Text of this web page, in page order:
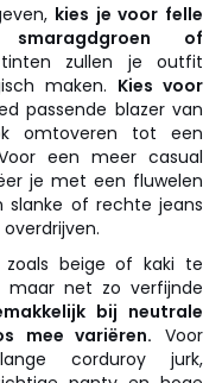
kies je voor felle
of
zullen je outfit
maken. Kies voor
passende blazer van
omtoveren tot een
een meer casual
je met een fluwelen
of rechte jeans
beige of kaki te
maar net zo verfijnde
bij neutrale
mee variëren. Voor
corduroy jurk,